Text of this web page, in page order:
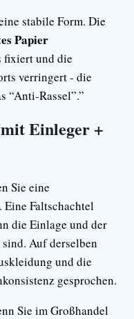
stabile Form. Die
Papier
fixiert und die
verringert - die
“Anti-Rassel”.”
Einleger +
Sie eine
Faltschachtel
die Einlage und der
Auf derselben
und die
gesprochen.
Sie im Großhandel